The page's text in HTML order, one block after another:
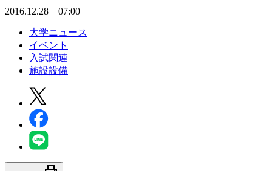
2016.12.28 07:00
大学ニュース
イベント
入試関連
施設設備